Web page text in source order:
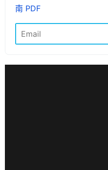
南 PDF